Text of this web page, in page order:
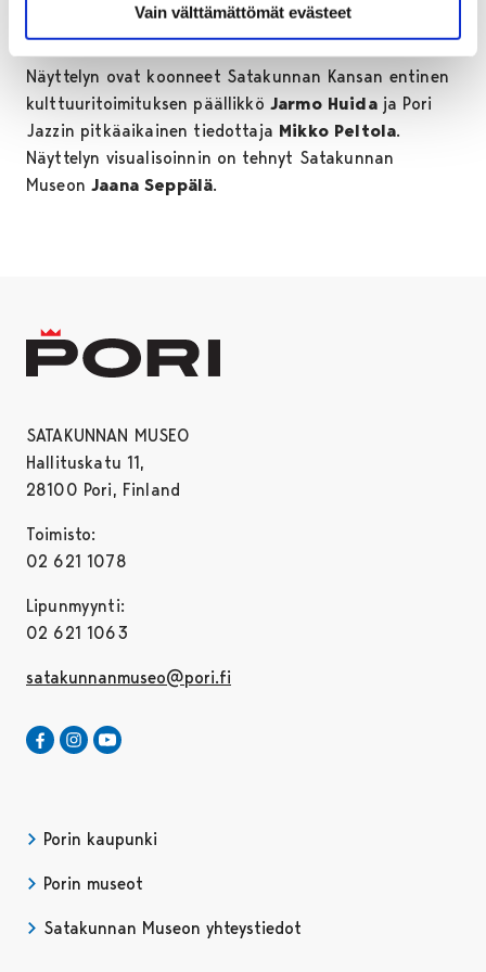
Vain välttämättömät evästeet
esillä Satakunnan Museon Parvi-tilassa. Näyttely
avautuu 3. kesäkuuta ja on esillä elokuun loppuun.
Näyttelyn ovat koonneet Satakunnan Kansan entinen
kulttuuritoimituksen päällikkö Jarmo Huidaja Pori
Jazzin pitkäaikainen tiedottaja Mikko Peltola.
Näyttelyn visualisoinnin on tehnyt Satakunnan
MuseonJaana Seppälä.
SATAKUNNAN MUSEO
Hallituskatu 11,
28100 Pori, Finland
Toimisto:
02 621 1078
Lipunmyynti:
02 621 1063
satakunnanmuseo@pori.fi
Satakunnan Museo Facebookissa
Avautuu uudessa välilehdessä
Satakunnan Museo Instagrammissa
Avautuu uudessa välilehdessä
Porin kaupunki
Porin museot
Satakunnan Museon yhteystiedot